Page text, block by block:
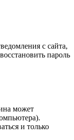
с сайта,
пароль
может
и только